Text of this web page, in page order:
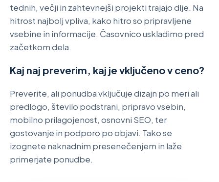
tednih, večji in zahtevnejši projekti trajajo dlje. Na
hitrost najbolj vpliva, kako hitro so pripravljene
vsebine in informacije. Časovnico uskladimo pred
začetkom dela.
Kaj naj preverim, kaj je vključeno v ceno?
Preverite, ali ponudba vključuje dizajn po meri ali
predlogo, število podstrani, pripravo vsebin,
mobilno prilagojenost, osnovni SEO, ter
gostovanje in podporo po objavi. Tako se
izognete naknadnim presenečenjem in laže
primerjate ponudbe.